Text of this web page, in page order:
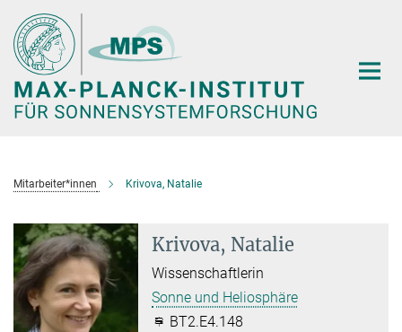
Hauptinhalt
Mitarbeiter*innen Krivova, Natalie
Krivova, Natalie
Wissenschaftlerin
Sonne und Heliosphäre
BT2.E4.148